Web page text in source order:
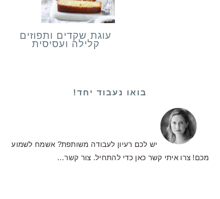
עוגת שקדים ותפוזים
קלילה ועסיסית
בואו נעבוד יחד!
יש לכם רעיון לעבודה משותפת? אשמח לשמוע
מכם! צרו איתי קשר כאן כדי להתחיל. צור קשר…